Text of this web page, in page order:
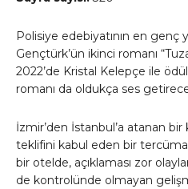
Polisiye edebiyatının en genç
Gençtürk’ün ikinci romanı
2022’de Kristal Kelepçe ile
romanı da oldukça ses
İzmir’den İstanbul’a atanan
teklifini kabul eden bir
bir otelde, açıklaması zor
de kontrolünde olmayan